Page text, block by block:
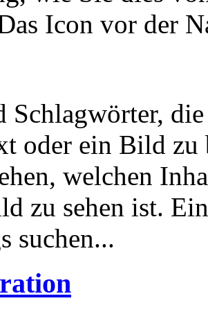
Icon vor der
Schlagwörter,
oder ein Bild zu
welchen
zu sehen ist.
suchen...